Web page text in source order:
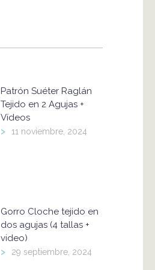
Patrón Suéter Raglán
Tejido en 2 Agujas +
Vídeos
> 11 noviembre, 2024
Gorro Cloche tejido en
dos agujas (4 tallas +
video)
> 29 septiembre, 2024